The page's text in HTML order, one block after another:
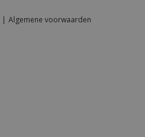
Algemene voorwaarden